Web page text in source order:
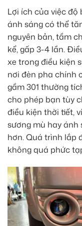
Lợi ích của việc độ
ánh sáng có thể
nguyên bản, tầm
kể, gấp 3-4 lần.
xe trong điều kiện
nơi đèn pha chính
gầm 301 thường
cho phép bạn tùy
điều kiện thời tiết,
sương mù hay
hơn. Quá trình lắp
không quá phức